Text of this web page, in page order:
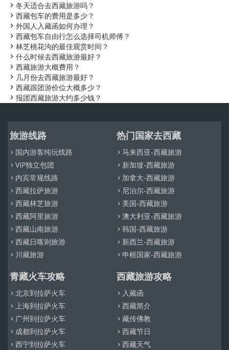
 冬天适合去西藏旅游吗？
 西藏包车的费用是多少？
 外国人入藏函如何办理？
 西藏包车自由行怎么选择司机师傅？
 林芝桃花沟的最佳观赏时间？
 什么时候去西藏旅游最好？
 西藏旅游大概费用？
 几月份去西藏旅游最好？
 西藏跟团游价位大概多少？
 报团西藏旅游大约多少钱？
旅游线路
 国内游客纯玩线路
 VIP独立包团
 内宾常规线路
 西藏拉萨旅游
 西藏林芝旅游
 西藏阿里旅游
 西藏山南旅游
 西藏日喀则旅游
 川藏旅游
热门国家去西藏
 马来西亚-西藏旅游
 新加坡-西藏旅游
 加拿大-西藏旅游
 尼泊尔-西藏旅游
 美国-西藏旅游
 澳大利亚-西藏旅游
 韩国-西藏旅游
 新西兰-西藏旅游
 申根国家-西藏旅游
青藏火车攻略
 北京到拉萨火车
 上海到拉萨火车
 广州到拉萨火车
 成都到拉萨火车
 西宁到拉萨火车
西藏旅游攻略
 入藏函
 西藏简介
 藏传佛教
 西藏节日
 西藏天气